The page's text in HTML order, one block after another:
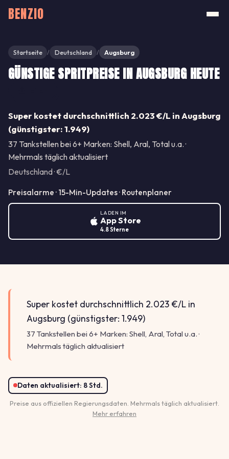
BENZIO
Startseite / Deutschland / Augsburg
GÜNSTIGE SPRITPREISE IN AUGSBURG HEUTE
Super kostet durchschnittlich 2.023 €/L in Augsburg
(günstigster: 1.949)
37 Tankstellen bei 6+ Marken: Shell, Aral, Total u.a. ·
Mehrmals täglich aktualisiert
Deutschland · €/L
Preisalarme · 15-Min-Updates · Routenplaner
LADEN IM
App Store
4.8 Sterne
Super kostet durchschnittlich 2.023 €/L in
Augsburg (günstigster: 1.949)
37 Tankstellen bei 6+ Marken: Shell, Aral, Total u.a. ·
Mehrmals täglich aktualisiert
Daten aktualisiert: 8 Std.
Preise aus offiziellen Regierungsdaten. Mehrmals täglich aktualisiert.
Mehr erfahren